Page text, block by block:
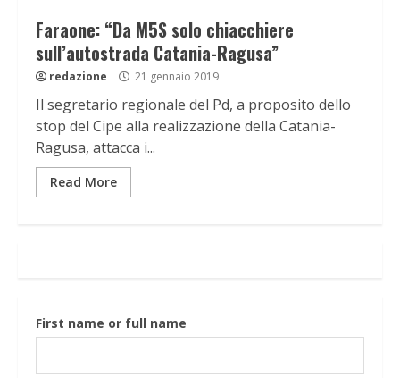
Faraone: “Da M5S solo chiacchiere
sull’autostrada Catania-Ragusa”
redazione 21 gennaio 2019
Il segretario regionale del Pd, a proposito dello
stop del Cipe alla realizzazione della Catania-
Ragusa, attacca i...
Read More
First name or full name